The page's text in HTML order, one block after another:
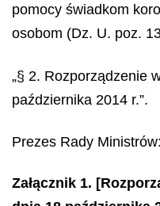
pomocy świadkom
osobom (Dz. U. poz.
„§ 2. Rozporządzenie
października 2014 r.”.
Prezes Rady Ministrów:
Załącznik 1.